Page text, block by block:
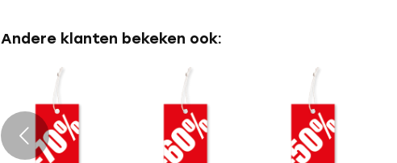
Andere klanten bekeken ook:
Volgende